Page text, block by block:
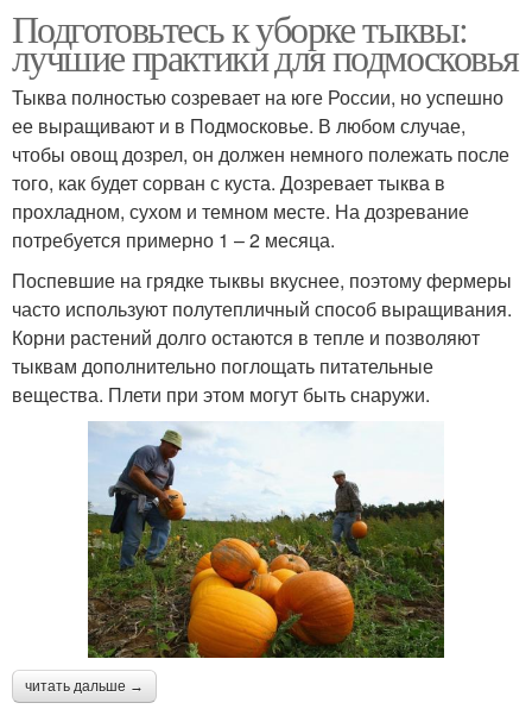
Подготовьтесь к уборке тыквы:
лучшие практики для подмосковья
Тыква полностью созревает на юге России, но успешно
ее выращивают и в Подмосковье. В любом случае,
чтобы овощ дозрел, он должен немного полежать после
того, как будет сорван с куста. Дозревает тыква в
прохладном, сухом и темном месте. На дозревание
потребуется примерно 1 – 2 месяца.
Поспевшие на грядке тыквы вкуснее, поэтому фермеры
часто используют полутепличный способ выращивания.
Корни растений долго остаются в тепле и позволяют
тыквам дополнительно поглощать питательные
вещества. Плети при этом могут быть снаружи.
читать дальше →